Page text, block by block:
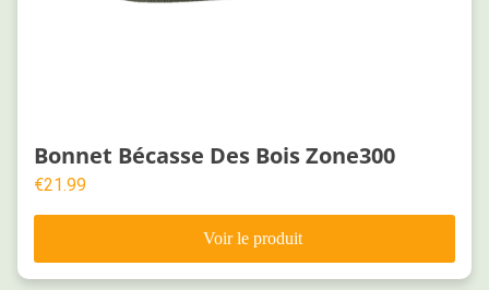
Bonnet Bécasse Des Bois Zone300
€21.99